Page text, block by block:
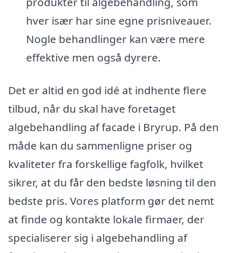
hver især har sine egne prisniveauer.
Nogle behandlinger kan være mere
effektive men også dyrere.
Det er altid en god idé at indhente flere
tilbud, når du skal have foretaget
algebehandling af facade i Bryrup. På den
måde kan du sammenligne priser og
kvaliteter fra forskellige fagfolk, hvilket
sikrer, at du får den bedste løsning til den
bedste pris. Vores platform gør det nemt
at finde og kontakte lokale firmaer, der
specialiserer sig i algebehandling af